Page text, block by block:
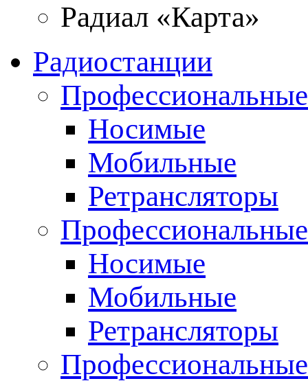
Радиал «Карта»
Радиостанции
Носимые
Мобильные
Ретрансляторы
Носимые
Мобильные
Ретрансляторы